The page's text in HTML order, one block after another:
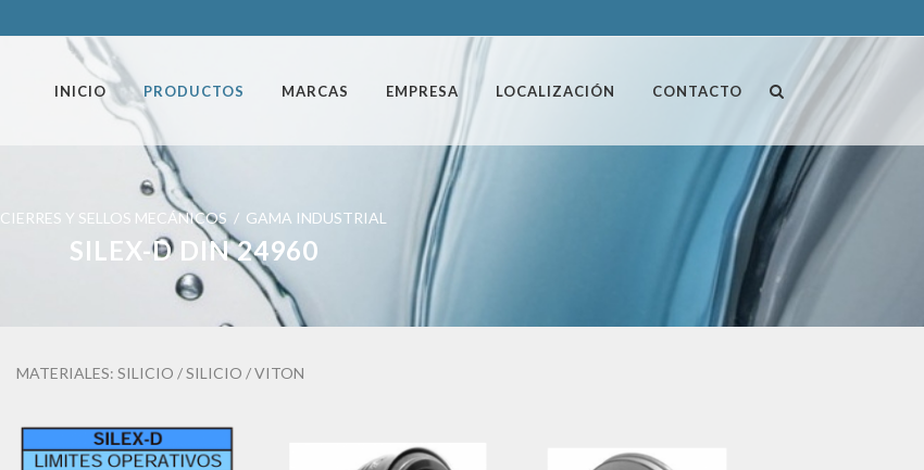
INICIO PRODUCTOS MARCAS EMPRESA LOCALIZACIÓN CONTACTO
CIERRES Y SELLOS MECÁNICOS / GAMA INDUSTRIAL
SILEX-D DIN 24960
MATERIALES: SILICIO / SILICIO / VITON